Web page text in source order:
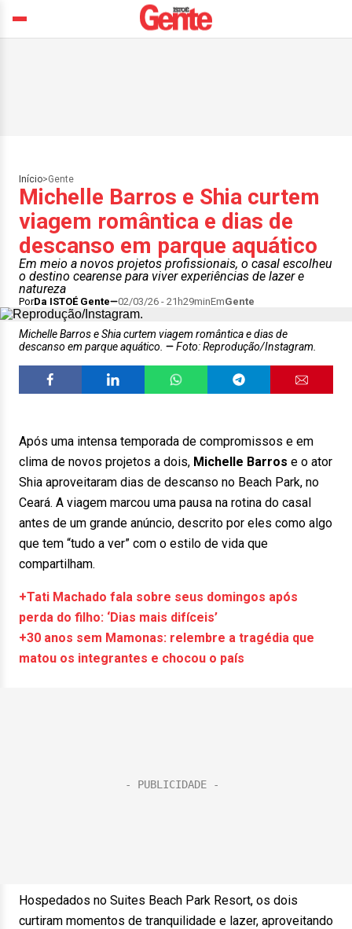
Início>Gente
Michelle Barros e Shia curtem
viagem romântica e dias de
descanso em parque aquático
Em meio a novos projetos profissionais, o casal escolheu
o destino cearense para viver experiências de lazer e
natureza
PorDa ISTOÉ Gente 02/03/26 - 21h29minEmGente
Michelle Barros e Shia curtem viagem romântica e dias de
descanso em parque aquático.
Foto: Reprodução/Instagram.
Após uma intensa temporada de compromissos e em
clima de novos projetos a dois, Michelle Barros e o ator
Shia aproveitaram dias de descanso no Beach Park, no
Ceará. A viagem marcou uma pausa na rotina do casal
antes de um grande anúncio, descrito por eles como algo
que tem “tudo a ver” com o estilo de vida que
compartilham.
+Tati Machado fala sobre seus domingos após
perda do filho: ‘Dias mais difíceis’
+30 anos sem Mamonas: relembre a tragédia que
matou os integrantes e chocou o país
Hospedados no Suites Beach Park Resort, os dois
curtiram momentos de tranquilidade e lazer, aproveitando